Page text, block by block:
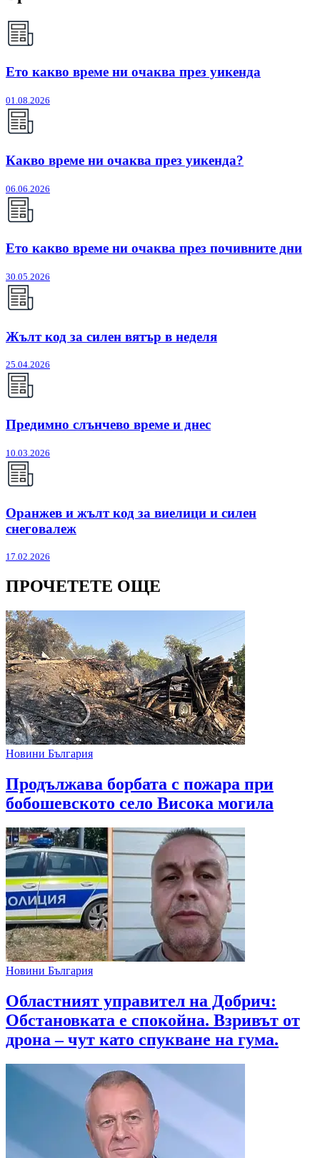
Ето какво време ни очаква през уикенда
01.08.2026
Какво време ни очаква през уикенда?
06.06.2026
Ето какво време ни очаква през почивните дни
30.05.2026
Жълт код за силен вятър в неделя
25.04.2026
Предимно слънчево време и днес
10.03.2026
Оранжев и жълт код за виелици и силен
снеговалеж
17.02.2026
ПРОЧЕТЕТЕ ОЩЕ
Новини България
Продължава борбата с пожара при
бобошевското село Висока могила
Новини България
Областният управител на Добрич:
Обстановката е спокойна. Взривът от
дрона – чут като спукване на гума.